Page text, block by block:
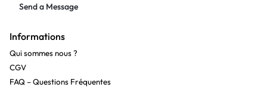
Send a Message
Informations
Qui sommes nous ?
CGV
FAQ – Questions Fréquentes